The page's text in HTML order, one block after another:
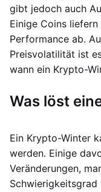
gibt jedoch auch
Einige Coins
Performance ab.
Preisvolatilität ist
wann ein Krypto-
Was löst
Ein Krypto-Winter
werden. Einige
Veränderungen,